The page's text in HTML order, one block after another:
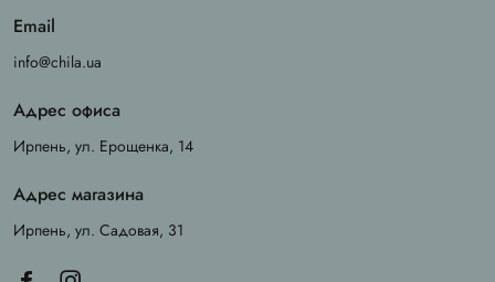
Email
info@chila.ua
Адрес офиса
Ирпень, ул. Ерощенка, 14
Адрес магазина
Ирпень, ул. Садовая, 31